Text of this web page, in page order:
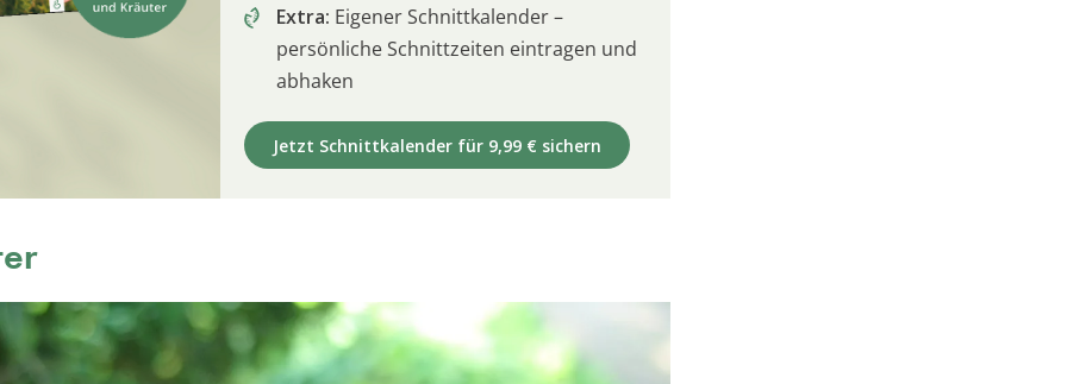
Extra: Eigener Schnittkalender –
persönliche Schnittzeiten eintragen und
abhaken
Jetzt Schnittkalender für 9,99 € sichern